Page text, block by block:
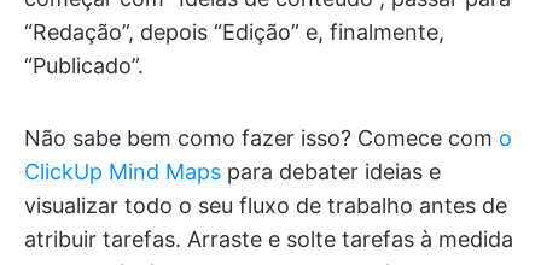
“Redação”, depois “Edição” e, finalmente,
“Publicado”.
Não sabe bem como fazer isso? Comece com o
ClickUp Mind Maps para debater ideias e
visualizar todo o seu fluxo de trabalho antes de
atribuir tarefas. Arraste e solte tarefas à medida